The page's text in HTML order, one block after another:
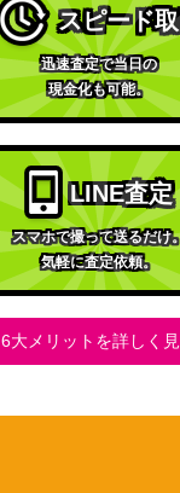
1-050】
】
バ
055】
1-036】
ル）【UA01BT/
スピード取
迅速査定で当日の
現金化も可能。
LINE査定
スマホで撮って送るだけ
気軽に査定依頼。
6大メリットを詳しく